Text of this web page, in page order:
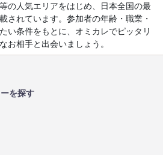
の人気エリアをはじめ、日本全国の最
されています。参加者の年齢・職業・
い条件をもとに、オミカレでピッタリ
お相手と出会いましょう。
を探す